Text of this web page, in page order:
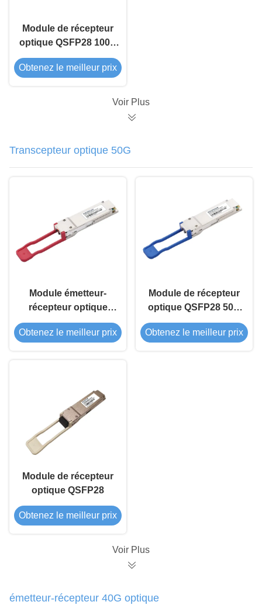
Module de récepteur
optique QSFP28 100G
SR4 850nm 100M
Obtenez le meilleur prix
Voir Plus
Transcepteur optique 50G
Module émetteur-
récepteur optique
QSFP28 50G ER
1310nm 40Km
Obtenez le meilleur prix
Module de récepteur
optique QSFP28 50G
LR 1310nm 10Km
Obtenez le meilleur prix
Module de récepteur
optique QSFP28
Obtenez le meilleur prix
Voir Plus
émetteur-récepteur 40G optique